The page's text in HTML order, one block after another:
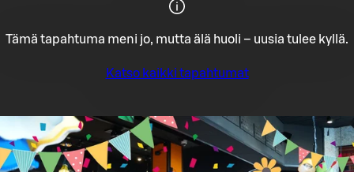
Tämä tapahtuma meni jo, mutta älä huoli – uusia tulee kyllä.
Katso kaikki tapahtumat